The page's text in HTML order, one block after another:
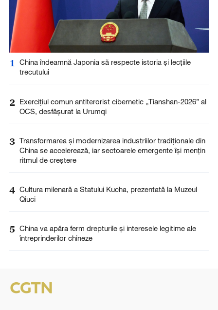
1
China îndeamnă Japonia să respecte istoria și lecțiile
trecutului
2 Exercițiul comun antiterorist cibernetic „Tianshan-2026” al
OCS, desfășurat la Urumqi
3 Transformarea și modernizarea industriilor tradiționale din
China se accelerează, iar sectoarele emergente își mențin
ritmul de creștere
4 Cultura milenară a Statului Kucha, prezentată la Muzeul
Qiuci
5 China va apăra ferm drepturile și interesele legitime ale
întreprinderilor chineze